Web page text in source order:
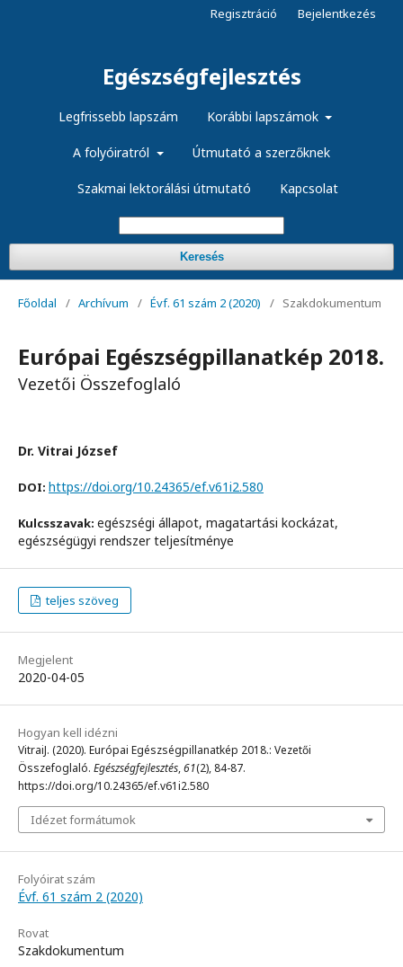
Egészségfejlesztés
Legfrissebb lapszám Korábbi lapszámok
A folyóiratról Útmutató a szerzőknek
Szakmai lektorálási útmutató Kapcsolat
Keresés
Regisztráció Bejelentkezés
Főoldal / Archívum / Évf. 61 szám 2 (2020) / Szakdokumentum
Európai Egészségpillanatkép 2018.
Vezetői Összefoglaló
Dr. Vitrai József
DOI: https://doi.org/10.24365/ef.v61i2.580
Kulcsszavak: egészségi állapot, magatartási kockázat,
egészségügyi rendszer teljesítménye
teljes szöveg
Megjelent
2020-04-05
Hogyan kell idézni
VitraiJ. (2020). Európai Egészségpillanatkép 2018.: Vezetői
Összefoglaló. Egészségfejlesztés,61(2), 84-87.
https://doi.org/10.24365/ef.v61i2.580
Idézet formátumok
Folyóirat szám
Évf. 61 szám 2 (2020)
Rovat
Szakdokumentum